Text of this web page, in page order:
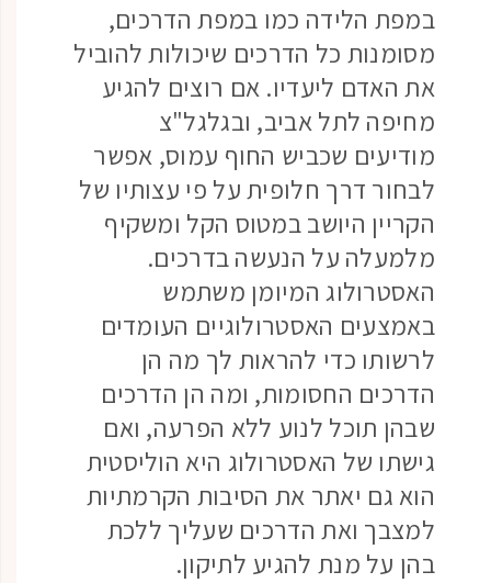
במפת הלידה כמו במפת הדרכים,
מסומנות כל הדרכים שיכולות להוביל
את האדם ליעדיו. אם רוצים להגיע
מחיפה לתל אביב, ובגלגל"צ
מודיעים שכביש החוף עמוס, אפשר
לבחור דרך חלופית על פי עצותיו של
הקריין היושב במטוס הקל ומשקיף
מלמעלה על הנעשה בדרכים.
האסטרולוג המיומן משתמש
באמצעים האסטרולוגיים העומדים
לרשותו כדי להראות לך מה הן
הדרכים החסומות, ומה הן הדרכים
שבהן תוכל לנוע ללא הפרעה, ואם
גישתו של האסטרולוג היא הוליסטית
הוא גם יאתר את הסיבות הקרמתיות
למצבך ואת הדרכים שעליך ללכת
בהן על מנת להגיע לתיקון.